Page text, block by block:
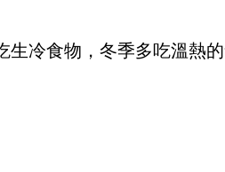
生冷食物，冬季多吃溫熱